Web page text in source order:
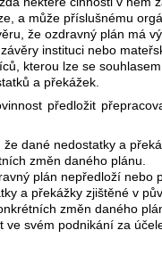
a může příslušnému
že ozdravný plán má
instituci nebo
kterou lze se
a překážek.
předložit
dané nedostatky a
změn daného plánu.
plán nepředloží
a překážky zjištěné v
změn daného
ve svém podnikání za